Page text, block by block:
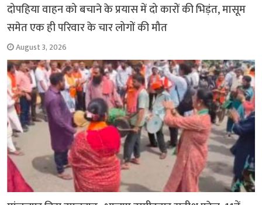
दोपहिया वाहन को बचाने के प्रयास में दो कारों की भिड़ंत, मासूम
समेत एक ही परिवार के चार लोगों की मौत
August 3, 2026